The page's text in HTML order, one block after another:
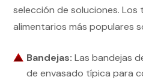
selección de soluciones. Los
alimentarios más populares
Bandejas: Las bandejas
de envasado típica para